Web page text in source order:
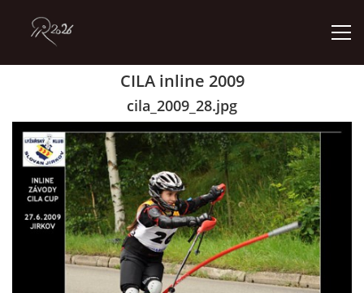
GALERIE
KONTAKT
© 2026 eStránky.cz
CILA inline 2009
cila_2009_28.jpg